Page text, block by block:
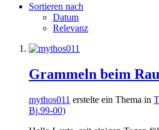
Sortieren nach
Datum
Relevanz
Grammeln beim
mythos011 erstelte ein Thema in
Bj.99-00)